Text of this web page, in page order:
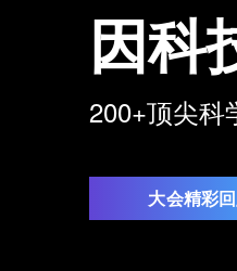
因科
200+顶尖科
大会精彩